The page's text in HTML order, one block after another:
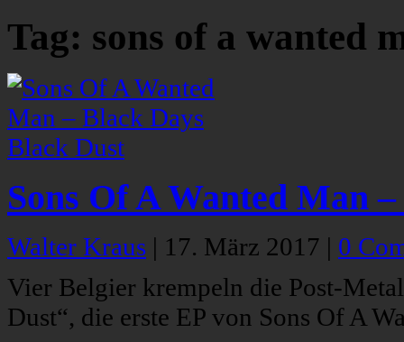
Tag: sons of a wanted
Sons Of A Wanted Man
Walter Kraus | 17. März 2017 | 0
Vier Belgier krempeln die Post-
Dust“, die erste EP von Sons Of A